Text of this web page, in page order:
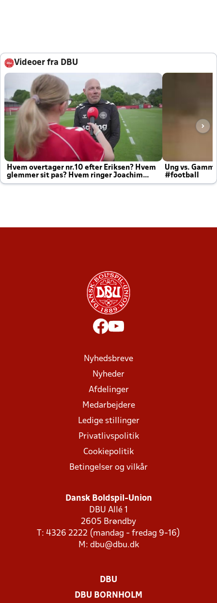
Videoer fra DBU
Hvem overtager nr.10 efter Eriksen? Hvem
glemmer sit pas? Hvem ringer Joachim
altid til efter kampe?
Ung vs.
#football
Nyhedsbreve
Nyheder
Afdelinger
Medarbejdere
Ledige stillinger
Privatlivspolitik
Cookiepolitik
Betingelser og vilkår
Dansk Boldspil-Union
DBU Allé 1
2605 Brøndby
T: 4326 2222 (mandag - fredag 9-16)
M: dbu@dbu.dk
DBU
DBU BORNHOLM